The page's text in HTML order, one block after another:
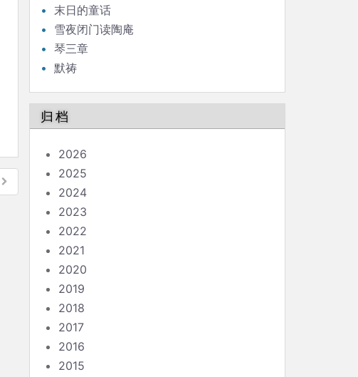
末日的童话
雪夜闭门读陶庵
琴三章
默祷
归档
2026
2025
2024
2023
2022
2021
2020
2019
2018
2017
2016
2015